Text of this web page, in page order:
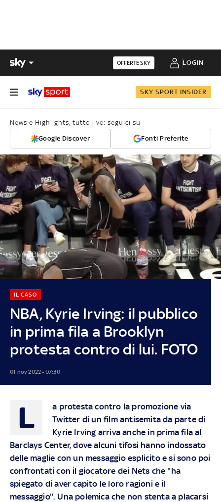
OFFERTE SKY LOGIN
SKY SPORT INSIDER
News e Highlights, tutto live: seguici su
Google Discover Fonti Preferite
NBA, Kyrie Irving: il pubblico
in prima fila a Brooklyn
protesta contro di lui. FOTO
IL CASO
01 nov 2022 - 07:30
L
a protesta contro la promozione via
Twitter di un film antisemita da parte di
Kyrie Irving arriva anche in prima fila al
Barclays Center, dove alcuni tifosi hanno indossato
delle maglie con un messaggio esplicito e si sono poi
confrontati con il giocatore dei Nets che "ha
spiegato di aver capito le loro ragioni e il
messaggio". Una polemica che non stenta a placarsi